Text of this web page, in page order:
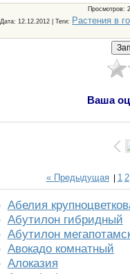
Просмотров:
Дата: 12.12.2012 |Теги: Растения в
Ваша
« Предыдущая| 1 2
Абелия
Абутилон гибридный
Абутилон
Авокадо комнатный
Алоказия